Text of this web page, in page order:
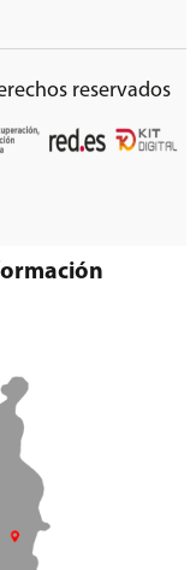
reservados